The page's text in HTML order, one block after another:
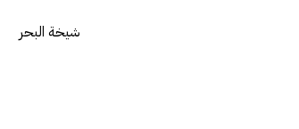
شيخة البحر